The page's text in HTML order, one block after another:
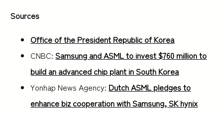
Sources
Office of the President Republic of Korea
CNBC:Samsung and ASML to invest $760 million to
build an advanced chip plant in South Korea
Yonhap News Agency: Dutch ASML pledges to
enhance biz cooperation with Samsung, SK hynix